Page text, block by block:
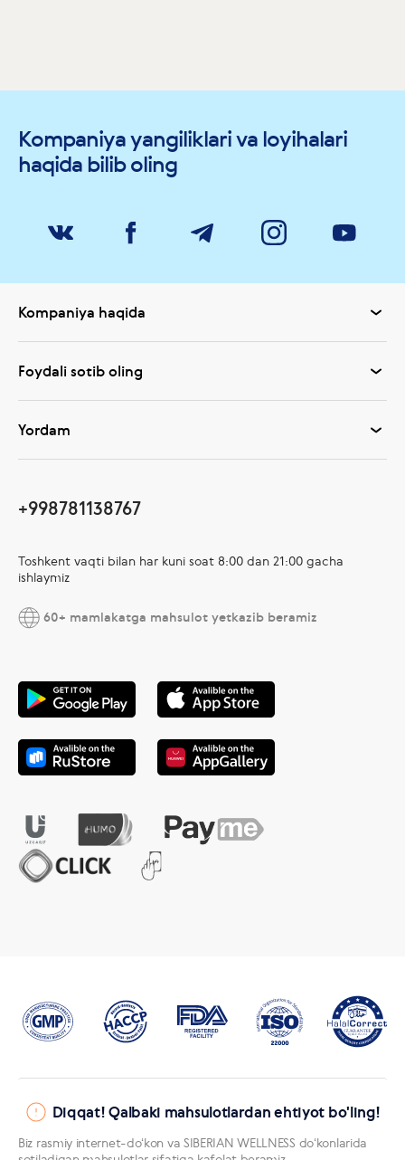
Kompaniya yangiliklari va loyihalari
haqida bilib oling
Kompaniya haqida
Foydali sotib oling
Yordam
+998781138767
Toshkent vaqti bilan har kuni soat 8:00 dan 21:00 gacha
ishlaymiz
60+ mamlakatga mahsulot yetkazib beramiz
Diqqat! Qalbaki mahsulotlardan ehtiyot bo'ling!
Biz rasmiy internet-doʻkon va SIBERIAN WELLNESS doʻkonlarida